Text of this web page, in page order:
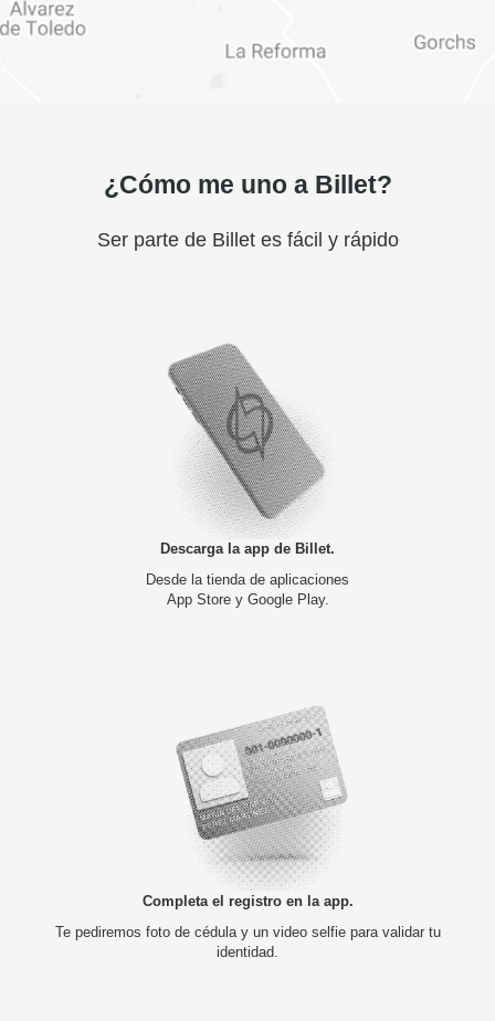
¿Cómo me uno a Billet?
Ser parte de Billet es fácil y rápido
Descarga la app de Billet.
Desde la tienda de aplicaciones
App Store y Google Play.
Completa el registro en la app.
Te pediremos foto de cédula y un video selfie para validar tu
identidad.